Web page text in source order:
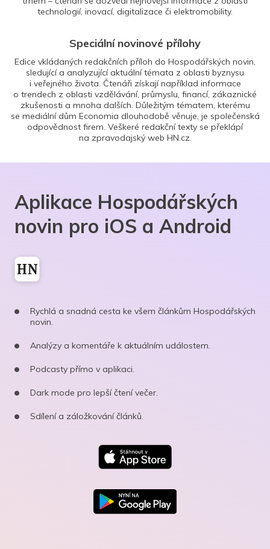
technologií, inovací, digitalizace či elektromobility.
Speciální novinové přílohy
Edice vkládaných redakčních příloh do Hospodářských novin,
sledující a analyzující aktuální témata z oblasti byznysu
i veřejného života. Čtenáři získají například informace
o trendech z oblasti vzdělávání, průmyslu, financí, zákaznické
zkušenosti a mnoha dalších. Důležitým tématem, kterému
se mediální dům Economia dlouhodobě věnuje, je společenská
odpovědnost firem. Veškeré redakční texty se překlápí
na zpravodajský web HN.cz.
Aplikace Hospodářských
novin pro iOS a Android
Rychlá a snadná cesta ke všem článkům Hospodářských
novin.
Analýzy a komentáře k aktuálním událostem.
Podcasty přímo v aplikaci.
Dark mode pro lepší čtení večer.
Sdílení a záložkování článků.